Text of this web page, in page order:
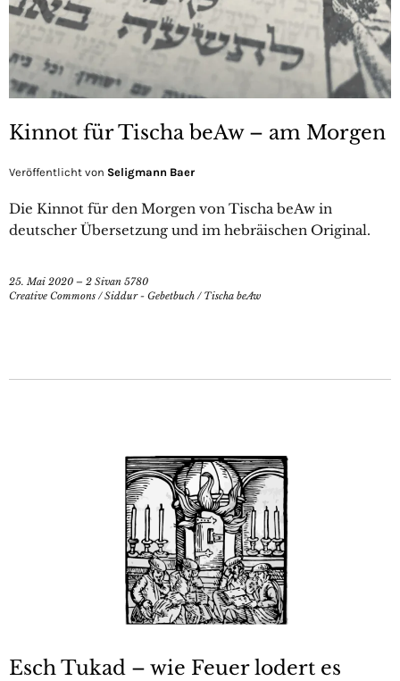
Kinnot für Tischa beAw – am Morgen
Veröffentlicht von Seligmann Baer
Die Kinnot für den Morgen von Tischa beAw in
deutscher Übersetzung und im hebräischen Original.
25. Mai 2020 – 2 Sivan 5780
Creative Commons /Siddur - Gebetbuch / Tischa beAw
Esch Tukad – wie Feuer lodert es